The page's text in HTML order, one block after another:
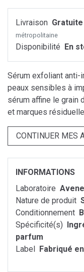
Livraison
métropolitaine
Disponibilité En
Sérum exfoliant anti-
peaux sensibles à
sérum affine le grain
et marques
CONTINUER MES
INFORMATIONS
Laboratoire Avene
Nature de produit
Conditionnement
Spécificité(s)
parfum
Label Fabriqué